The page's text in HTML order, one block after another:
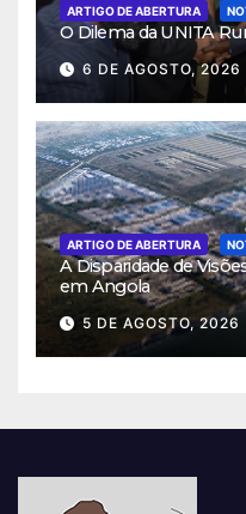
ARTIGO DE ABERTURA
O Dilema da UNITA
6 DE AGOSTO, 2026
ARTIGO DE ABERTURA
A Disparidade de
em Angola
5 DE AGOSTO, 2026